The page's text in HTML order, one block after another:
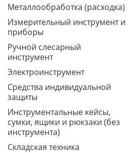
Металлообработка (расходка)
Измерительный инструмент и
приборы
Ручной слесарный
инструмент
Электроинструмент
Средства индивидуальной
защиты
Инструментальные кейсы,
сумки, ящики и рюкзаки (без
инструмента)
Складская техника